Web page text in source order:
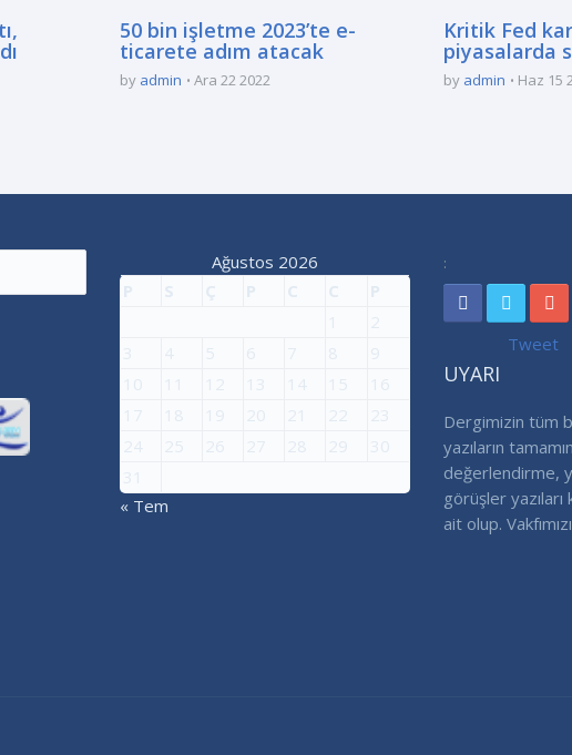
50 bin işletme 2023’te e-
ticarete adım atacak
by admin Ara 22 2022
Kritik Fed
piyasalarda
by admin Haz 15
Ağustos 2026
P
S Ç P C C
P
1
2
3
4 5 6 7 8
9
10
11 12 13 14 15
16
17
18 19 20 21 22
23
24
25 26 27 28 29
30
31
« Tem
:
Tweet
UYARI
Dergimizin tüm
yazıların
değerlendirme,
görüşler
ait olup.